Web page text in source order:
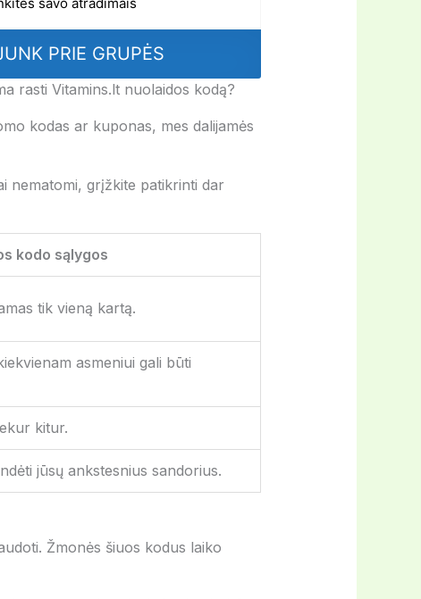
PRIE GRUPĖS
rasti Vitamins.lt nuolaidos kodą?
kodas ar kuponas, mes dalijamės
nematomi, grįžkite patikrinti dar
kodo sąlygos
tik vieną kartą.
asmeniui gali būti
kitur.
jūsų ankstesnius sandorius.
Žmonės šiuos kodus laiko